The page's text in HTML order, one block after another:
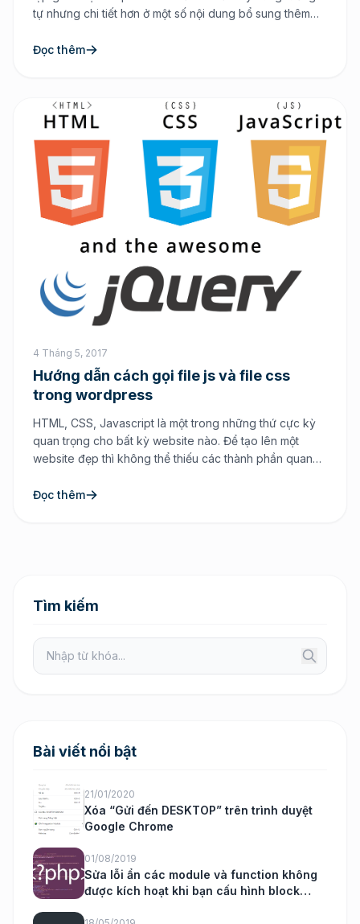
tự nhưng chi tiết hơn ở một số nội dung bổ sung thêm
giao diện responsive cho webiste sử dụng […]
Đọc thêm
4 Tháng 5, 2017
Hướng dẫn cách gọi file js và file css
trong wordpress
HTML, CSS, Javascript là một trong những thứ cực kỳ
quan trọng cho bất kỳ website nào. Để tạo lên một
website đẹp thì không thể thiếu các thành phần quan
cập tới website. Nếu như bạn đang sử dụng mã nguồn
Đọc thêm
Tìm kiếm
Bài viết nổi bật
21/01/2020
Xóa “Gửi đến DESKTOP” trên trình duyệt
Google Chrome
01/08/2019
Sửa lỗi ẩn các module và function không
được kích hoạt khi bạn cấu hình block